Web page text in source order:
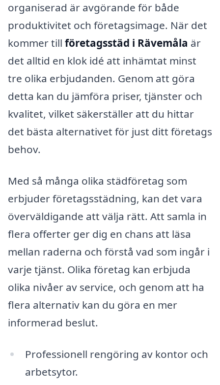
organiserad är avgörande för både
produktivitet och företagsimage. När det
kommer till företagsstäd i Rävemåla är
det alltid en klok idé att inhämtat minst
tre olika erbjudanden. Genom att göra
detta kan du jämföra priser, tjänster och
kvalitet, vilket säkerställer att du hittar
det bästa alternativet för just ditt företags
behov.
Med så många olika städföretag som
erbjuder företagsstädning, kan det vara
överväldigande att välja rätt. Att samla in
flera offerter ger dig en chans att läsa
mellan raderna och förstå vad som ingår i
varje tjänst. Olika företag kan erbjuda
olika nivåer av service, och genom att ha
flera alternativ kan du göra en mer
informerad beslut.
Professionell rengöring av kontor och
arbetsytor.